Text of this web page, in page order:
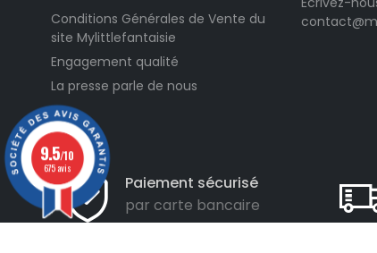
Conditions Générales de Vente du
site Mylittlefantaisie
Engagement qualité
La presse parle de nous
Paiement sécurisé
par carte bancaire
9.5/10
675 avis